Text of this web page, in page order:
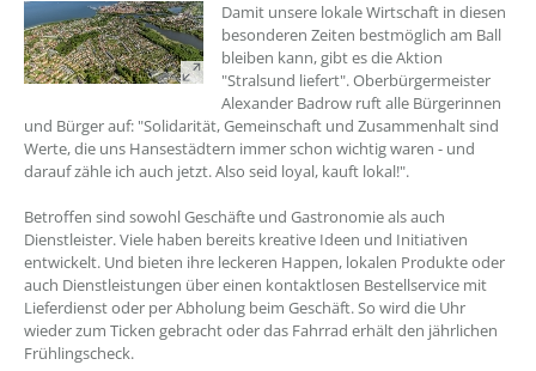
Damit unsere lokale Wirtschaft in diesen
besonderen Zeiten bestmöglich am Ball
bleiben kann, gibt es die Aktion
"Stralsund liefert". Oberbürgermeister
Alexander Badrow ruft alle Bürgerinnen
und Bürger auf: "Solidarität, Gemeinschaft und Zusammenhalt sind
Werte, die uns Hansestädtern immer schon wichtig waren - und
darauf zähle ich auch jetzt. Also seid loyal, kauft lokal!".
Betroffen sind sowohl Geschäfte und Gastronomie als auch
Dienstleister. Viele haben bereits kreative Ideen und Initiativen
entwickelt. Und bieten ihre leckeren Happen, lokalen Produkte oder
auch Dienstleistungen über einen kontaktlosen Bestellservice mit
Lieferdienst oder per Abholung beim Geschäft. So wird die Uhr
wieder zum Ticken gebracht oder das Fahrrad erhält den jährlichen
Frühlingscheck.